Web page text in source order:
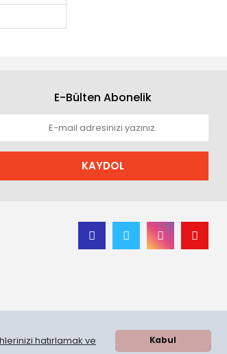
hatırlamak ve
Kabul
E-Bülten Abonelik
KAYDOL